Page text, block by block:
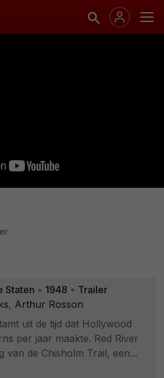
Staten • 1948 • Trailer
, Arthur Rosson
uit de tijd dat Hollywood
per jaar maakte. Red River
van de Chisholm Trail, een...